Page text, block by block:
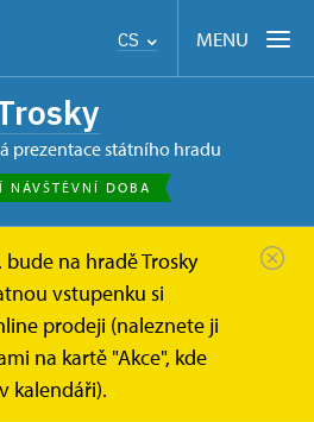
CS MENU
prezentace státního hradu
NÁVŠTĚVNÍ DOBA
bude na hradě Trosky
vstupenku si
prodeji (naleznete ji
na kartě "Akce", kde
kalendáři).
Trosky
skalnatém útvaru